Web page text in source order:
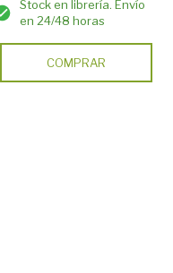
Stock en librería. Envío
en 24/48 horas
COMPRAR